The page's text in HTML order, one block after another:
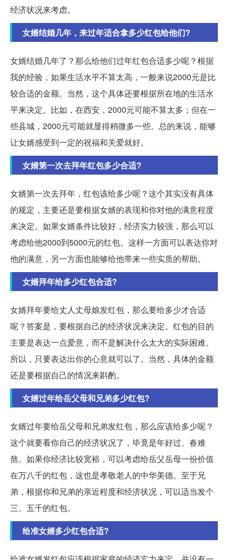
经济状况来考虑。
女婿结婚几年，来过年适合拿多少红包给他们?
女婿结婚几年了？那么给他们过年红包合适多少呢？根据
我的经验，如果生活水平不算太高，一般来说2000元是比
较合适的金额。当然，这个具体还要根据所在地的生活水
平来决定。比如，在西安，2000元可能不算太多；但在一
些县城，2000元可能就显得稍微多一些。总的来说，能够
让女婿感受到一定的祝福和关爱就好。
女婿第一次去拜年红包多少合适?
女婿第一次去拜年，红包该给多少呢？这个其实没有具体
的规定，主要还是要根据女婿的表现和你对他的满意程度
来决定。如果女婿条件比较好，经济实力较强，那么可以
考虑给他2000到5000元的红包。这样一方面可以表达你对
他的满意，另一方面也能够给他带来一些实质的帮助。
女婿拜年给多少红包合适?
女婿拜年要给丈人丈母娘发红包，那么要给多少才合适
呢？答案是，要根据自己的经济状况来决定。红包的目的
主要是表达一点爱意，而不是解决什么太大的实际困难。
所以，只要表达出你的心意就可以了。当然，具体的金额
还是要根据自己的情况来斟酌。
女婿过年给岳父母和兄弟多少红包?
女婿过年要给岳父母和兄弟发红包，那么应该给多少呢？
这个就要看你自己的经济状况了，毕竟是年好过、春难
熬。如果你经济比较宽裕，可以考虑给岳父岳母一份价值
在万八千的红包，这也是孝敬老人的中华美德。至于兄
弟，根据你和兄弟的亲近程度和经济状况，可以适当发个
三、五千的红包。
给准女婿多少红包合适?